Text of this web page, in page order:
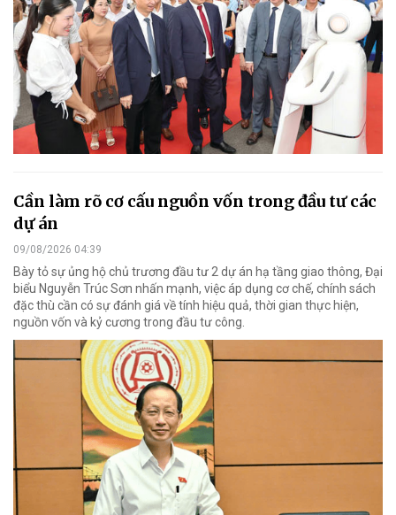
Cần làm rõ cơ cấu nguồn vốn trong đầu tư các
dự án
09/08/2026 04:39
Bày tỏ sự ủng hộ chủ trương đầu tư 2 dự án hạ tầng giao thông, Đại
biểu Nguyễn Trúc Sơn nhấn mạnh, việc áp dụng cơ chế, chính sách
đặc thù cần có sự đánh giá về tính hiệu quả, thời gian thực hiện,
nguồn vốn và kỷ cương trong đầu tư công.